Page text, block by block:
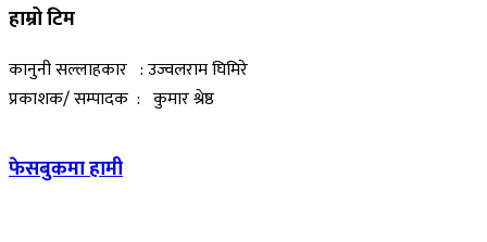
हाम्रो टिम
कानुनी सल्लाहकार : उज्वलराम घिमिरे
प्रकाशक/ सम्पादक : कुमार श्रेष्ठ
फेसबुकमा हामी